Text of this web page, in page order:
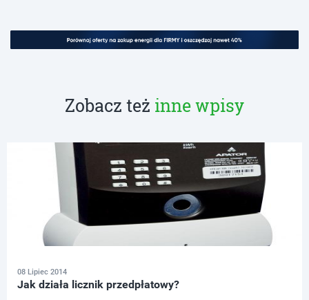
Zobacz też inne wpisy
08 Lipiec 2014
Jak działa licznik przedpłatowy?